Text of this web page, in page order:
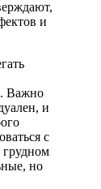
и
Важно
и
с
но